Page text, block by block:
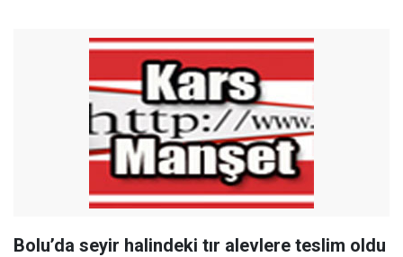
Bolu’da seyir halindeki tır alevlere teslim oldu